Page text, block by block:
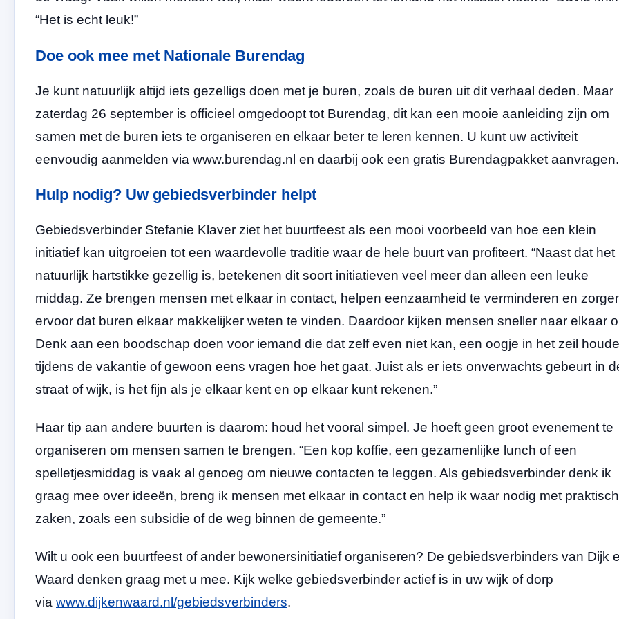
“Het is echt leuk!”
Doe ook mee met Nationale Burendag
Je kunt natuurlijk altijd iets gezelligs doen met je buren, zoals de buren uit dit verhaal deden. Maar
zaterdag 26 september is officieel omgedoopt tot Burendag, dit kan een mooie aanleiding zijn om
samen met de buren iets te organiseren en elkaar beter te leren kennen. U kunt uw activiteit
eenvoudig aanmelden via www.burendag.nl en daarbij ook een gratis Burendagpakket aanvragen.
Hulp nodig? Uw gebiedsverbinder helpt
Gebiedsverbinder Stefanie Klaver ziet het buurtfeest als een mooi voorbeeld van hoe een klein
initiatief kan uitgroeien tot een waardevolle traditie waar de hele buurt van profiteert. “Naast dat het
natuurlijk hartstikke gezellig is, betekenen dit soort initiatieven veel meer dan alleen een leuke
middag. Ze brengen mensen met elkaar in contact, helpen eenzaamheid te verminderen en
ervoor dat buren elkaar makkelijker weten te vinden. Daardoor kijken mensen sneller naar elkaar
Denk aan een boodschap doen voor iemand die dat zelf even niet kan, een oogje in het zeil
tijdens de vakantie of gewoon eens vragen hoe het gaat. Juist als er iets onverwachts gebeurt in
straat of wijk, is het fijn als je elkaar kent en op elkaar kunt rekenen.”
Haar tip aan andere buurten is daarom: houd het vooral simpel. Je hoeft geen groot evenement te
organiseren om mensen samen te brengen. “Een kop koffie, een gezamenlijke lunch of een
spelletjesmiddag is vaak al genoeg om nieuwe contacten te leggen. Als gebiedsverbinder denk ik
graag mee over ideeën, breng ik mensen met elkaar in contact en help ik waar nodig met
zaken, zoals een subsidie of de weg binnen de gemeente.”
Wilt u ook een buurtfeest of ander bewonersinitiatief organiseren? De gebiedsverbinders van Dijk
Waard denken graag met u mee. Kijk welke gebiedsverbinder actief is in uw wijk of dorp
via www.dijkenwaard.nl/gebiedsverbinders.